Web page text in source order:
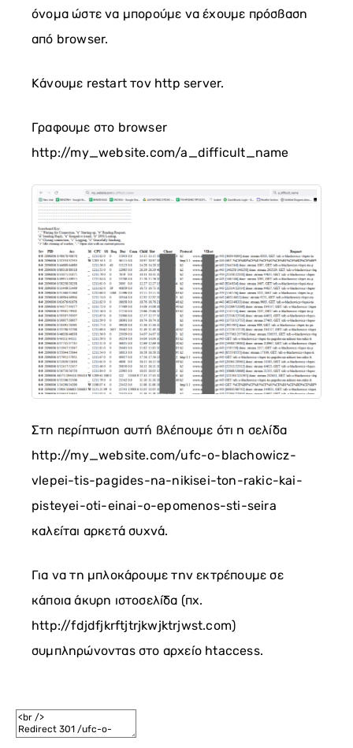
όνομα ώστε να μπορούμε να έχουμε πρόσβαση
από browser.
Κάνουμε restart τον http server.
Γραφουμε στο browser
http://my_website.com/a_difficult_name
Στη περίπτωση αυτή βλέπουμε ότι η σελίδα
http://my_website.com/ufc-o-blachowicz-
vlepei-tis-pagides-na-nikisei-ton-rakic-kai-
pisteyei-oti-einai-o-epomenos-sti-seira
καλείται αρκετά συχνά.
Για να τη μπλοκάρουμε την εκτρέπουμε σε
κάποια άκυρη ιστοσελίδα (πχ.
http://fdjdfjkrftjtrjkwjktrjwst.com)
συμπληρώνοντας στο αρχείο htaccess.